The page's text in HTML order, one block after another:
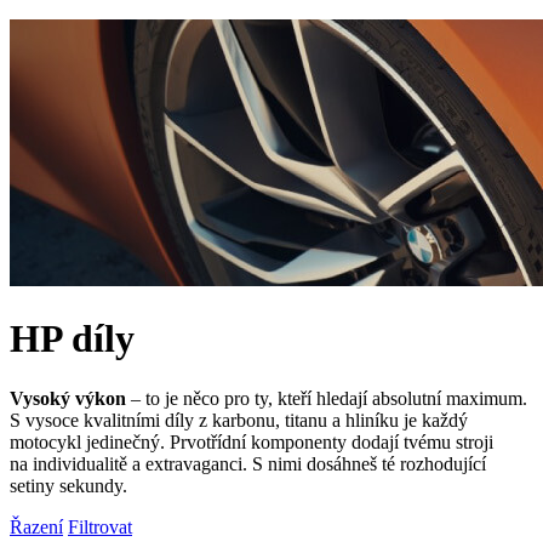
HP díly
Vysoký výkon – to je něco pro ty, kteří hledají absolutní maximum.
S vysoce kvalitními díly z karbonu, titanu a hliníku je každý
motocykl jedinečný. Prvotřídní komponenty dodají tvému stroji
na individualitě a extravaganci. S nimi dosáhneš té rozhodující
setiny sekundy.
Řazení Filtrovat